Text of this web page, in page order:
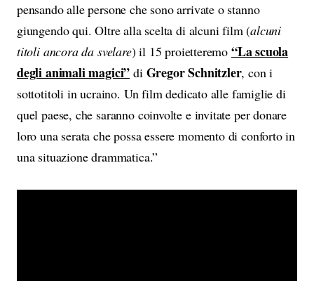
pensando alle persone che sono arrivate o stanno
giungendo qui. Oltre alla scelta di alcuni film (alcuni
titoli ancora da svelare) il 15 proietteremo “La scuola
degli animali magici” di Gregor Schnitzler, con i
sottotitoli in ucraino. Un film dedicato alle famiglie di
quel paese, che saranno coinvolte e invitate per donare
loro una serata che possa essere momento di conforto in
una situazione drammatica.”